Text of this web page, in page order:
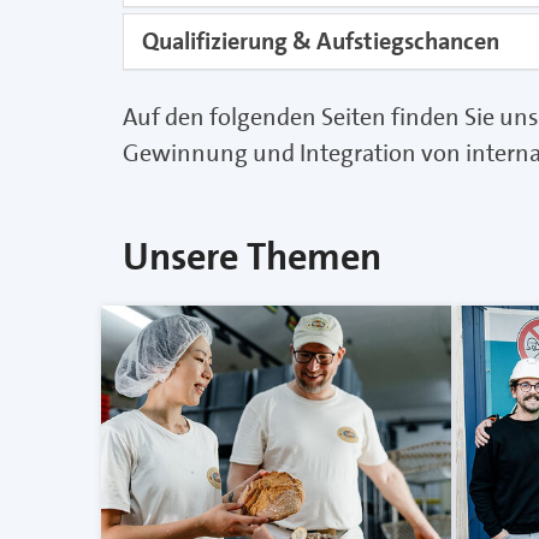
Qualifizierung & Aufstiegschancen
Auf den folgenden Seiten finden Sie
Gewinnung und Integration von
Unsere Themen